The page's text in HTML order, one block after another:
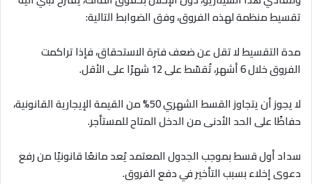
تقسيط منظمة لهذه الفروق، وفق الضوابط التالية:
مدة التقسيط لا تقل عن ضعف فترة الاستحقاق، فإذا تراكمت
الفروق خلال 6 أشهر، تُقسّط على 12 شهرًا على الأقل
.
لا يجوز أن يتجاوز القسط الشهري 50% من القيمة الإيجارية القانونية،
حفاظًا على الحد الأدنى من الدخل المتاح للمستأجر.
سداد أول قسط بموجب الجدول المعتمد يُعد مانعًا قانونيًا من رفع
دعوى إخلاء بسبب التأخير في دفع الفروق.